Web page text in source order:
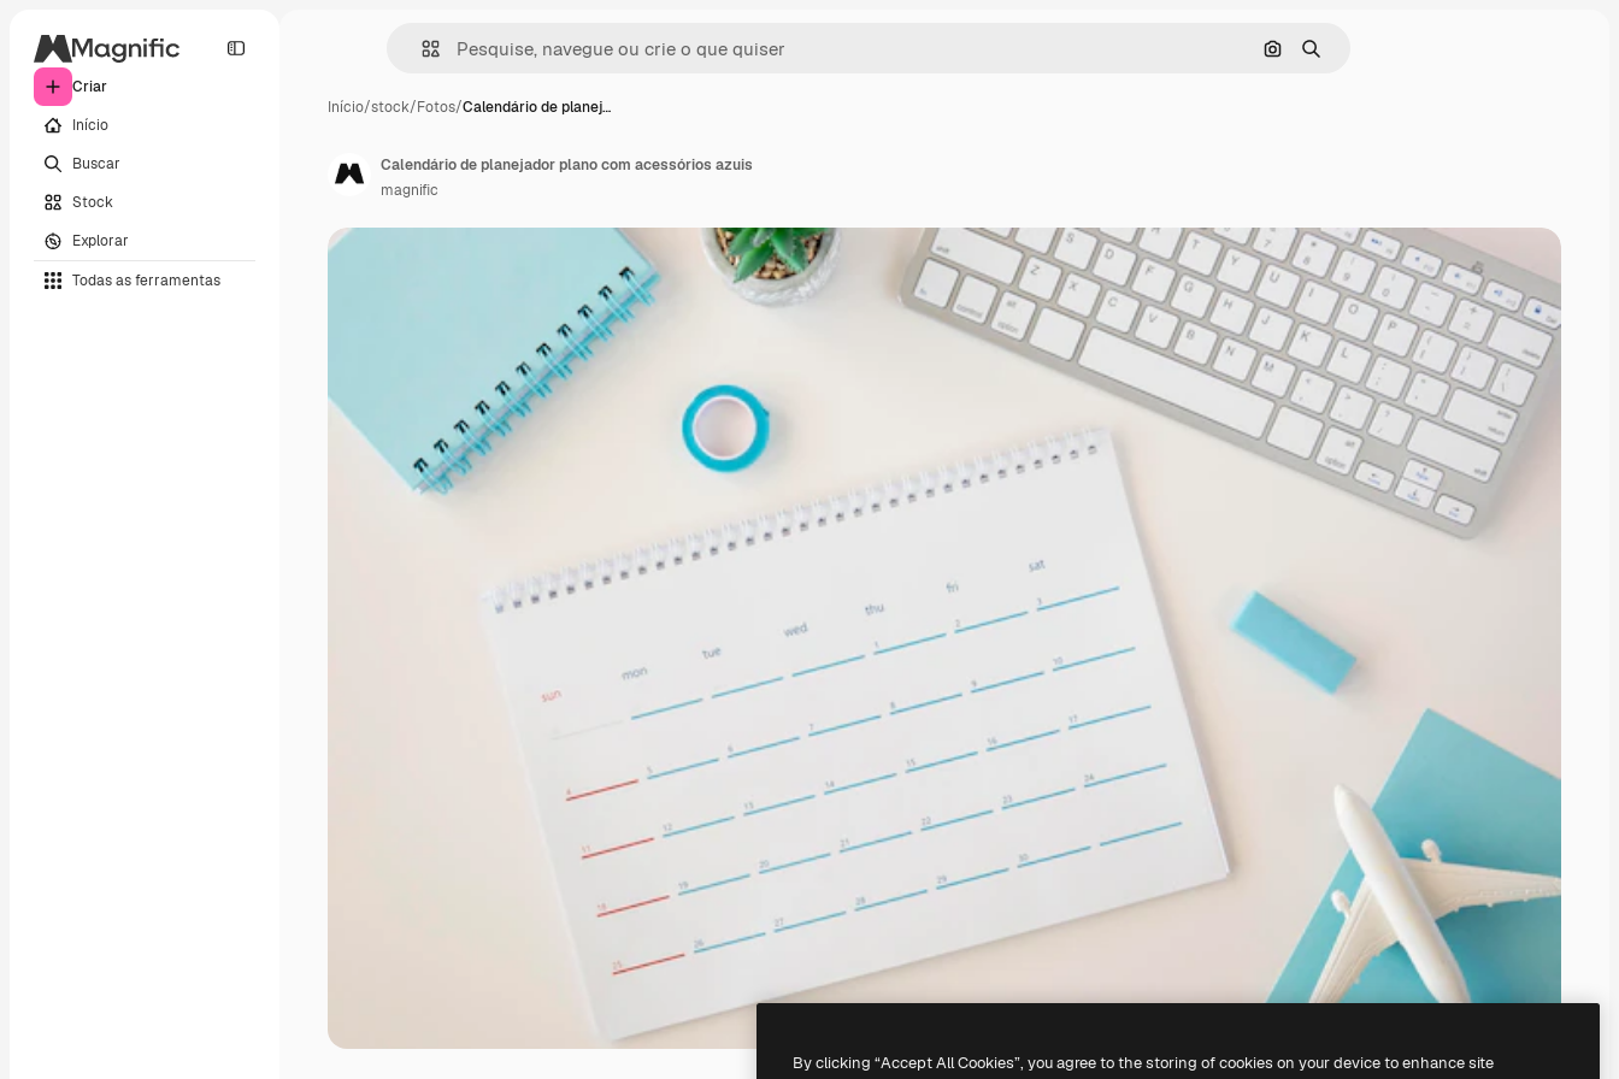
Criar
Início
Buscar
Stock
Explorar
Todas as ferramentas
Pesquisar por imagem
Buscar
Início/stock/Fotos/Calendário de planej…
Calendário de planejador plano com acessórios azuis
magnific
By clicking “Accept All Cookies”, you agree to the storing of cookies on your device to enhance site